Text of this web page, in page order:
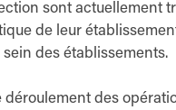
sont actuellement
de leur
sein des établissements.
des